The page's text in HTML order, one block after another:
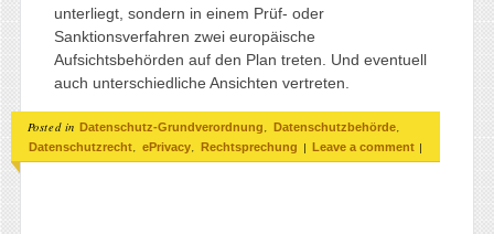
unterliegt, sondern in einem Prüf- oder
Sanktionsverfahren zwei europäische
Aufsichtsbehörden auf den Plan treten. Und eventuell
auch unterschiedliche Ansichten vertreten.
Posted in Datenschutz-Grundverordnung, Datenschutzbehörde,
Datenschutzrecht, ePrivacy, Rechtsprechung | Leave a comment |